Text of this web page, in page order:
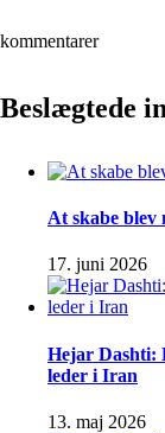
kommentarer
Beslægtede
At skabe blev
17. juni 2026
Hejar Dashti:
leder i Iran
13. maj 2026